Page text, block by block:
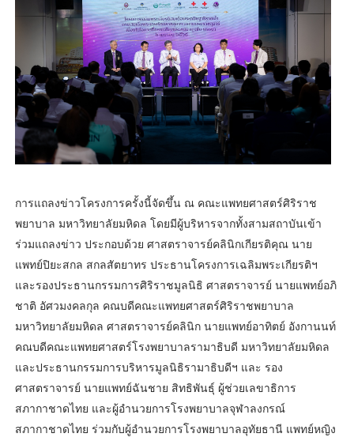
การแถลงข่าวโครงการครั้งนี้จัดขึ้น ณ คณะแพทยศาสตร์ศิริราช
พยาบาล มหาวิทยาลัยมหิดล โดยมีผู้บริหารจากทั้งสามสถาบันเข้า
ร่วมแถลงข่าว ประกอบด้วย ศาสตราจารย์คลินิกเกียรติคุณ นาย
แพทย์ปิยะสกล สกลสัตยาทร ประธานโครงการเฉลิมพระเกียรติฯ
และรองประธานกรรมการศิริราชมูลนิธิ ศาสตราจารย์ นายแพทย์อภิ
ชาติ อัศวมงคลกุล คณบดีคณะแพทยศาสตร์ศิริราชพยาบาล
มหาวิทยาลัยมหิดล ศาสตราจารย์คลินิก นายแพทย์อาทิตย์ อังกานนท์
คณบดีคณะแพทยศาสตร์โรงพยาบาลรามาธิบดี มหาวิทยาลัยมหิดล
และประธานกรรมการบริหารมูลนิธิรามาธิบดีฯ และ รอง
ศาสตราจารย์ นายแพทย์ฉันชาย สิทธิพันธุ์ ผู้ช่วยเลขาธิการ
สภากาชาดไทย และผู้อำนวยการโรงพยาบาลจุฬาลงกรณ์
สภากาชาดไทย ร่วมกับผู้อำนวยการโรงพยาบาลอุทัยธานี แพทย์หญิง